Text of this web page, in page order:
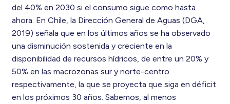
del 40% en 2030 si el consumo sigue como hasta
ahora. En Chile, la Dirección General de Aguas (DGA,
2019) señala que en los últimos años se ha observado
una disminución sostenida y creciente en la
disponibilidad de recursos hídricos, de entre un 20% y
50% en las macrozonas sur y norte-centro
respectivamente, la que se proyecta que siga en déficit
en los próximos 30 años. Sabemos, al menos